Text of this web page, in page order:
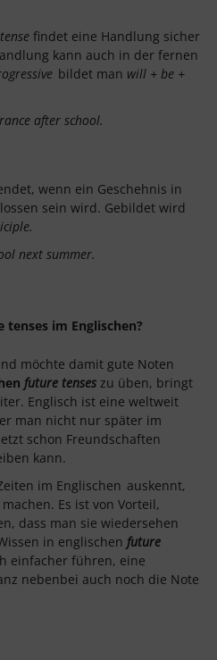
findet eine Handlung sicher
kann auch in der fernen
bildet man will + be +
after school.
wenn ein Geschehnis in
sein wird. Gebildet wird
next summer.
im Englischen?
möchte damit gute Noten
future tenses zu üben, bringt
Englisch ist eine weltweit
man nicht nur später im
schon Freundschaften
kann.
im Englischen auskennt,
Es ist von Vorteil,
dass man sie wiedersehen
in englischen future
einfacher führen, eine
nebenbei auch noch die Note